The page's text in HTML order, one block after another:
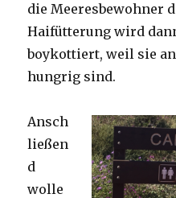
die Meeresbewohner
Haifütterung wird
boykottiert, weil sie
hungrig sind.
Ansch
ließen
d
wolle